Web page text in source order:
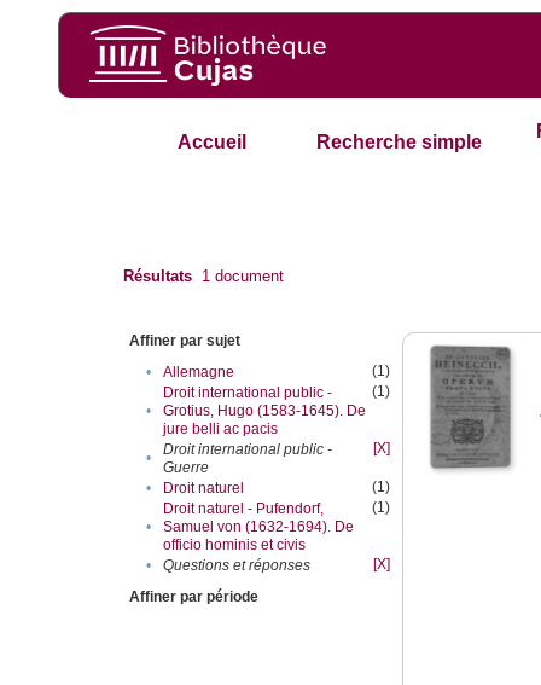
Accueil Recherche simple
Résultats 1 document
Affiner par sujet
•
Allemagne (1)
•
Droit international public -
Grotius, Hugo (1583-1645). De
jure belli ac pacis
(1)
•
Droit international public -
Guerre
[X]
• Droit naturel (1)
•
Droit naturel - Pufendorf,
Samuel von (1632-1694). De
officio hominis et civis
(1)
• Questions et réponses
[X]
Affiner par période